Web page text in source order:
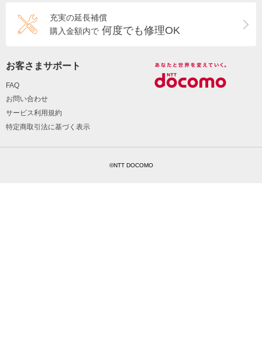
充実の延長補償
購入金額内で 何度でも修理OK
お客さまサポート
FAQ
お問い合わせ
サービス利用規約
特定商取引法に基づく表示
©NTT DOCOMO